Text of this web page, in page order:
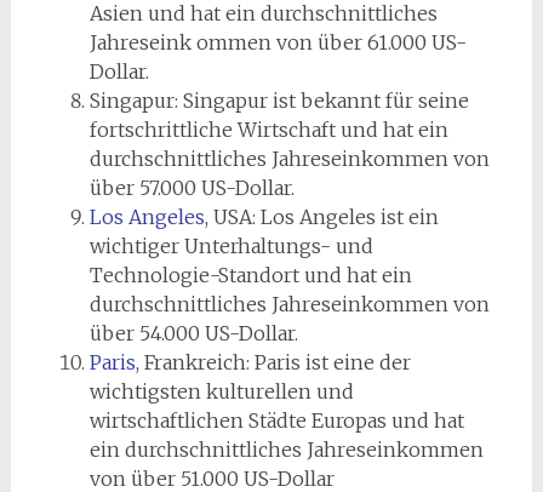
Asien und hat ein durchschnittliches
Jahreseink ommen von über 61.000 US-
Dollar.
Singapur: Singapur ist bekannt für seine
fortschrittliche Wirtschaft und hat ein
durchschnittliches Jahreseinkommen von
über 57.000 US-Dollar.
Los Angeles, USA: Los Angeles ist ein
wichtiger Unterhaltungs- und
Technologie-Standort und hat ein
durchschnittliches Jahreseinkommen von
über 54.000 US-Dollar.
Paris, Frankreich: Paris ist eine der
wichtigsten kulturellen und
wirtschaftlichen Städte Europas und hat
ein durchschnittliches Jahreseinkommen
von über 51.000 US-Dollar